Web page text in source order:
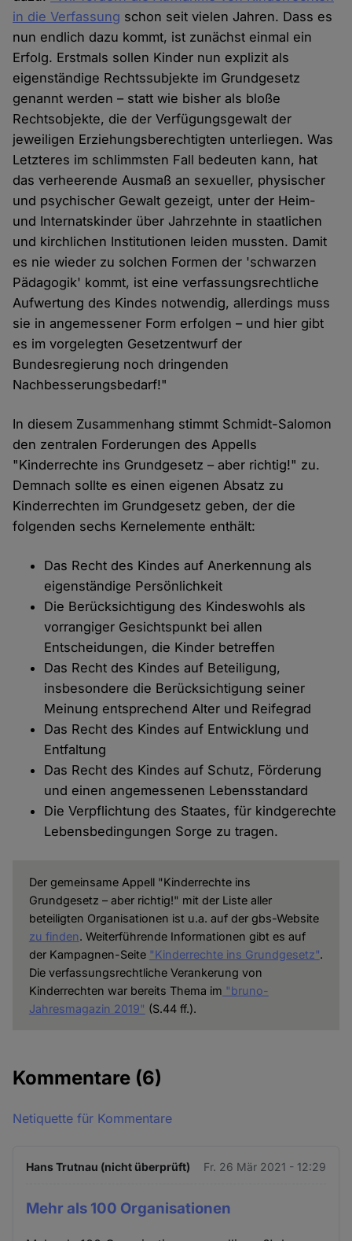
in die Verfassung schon seit vielen Jahren. Dass es
nun endlich dazu kommt, ist zunächst einmal ein
Erfolg. Erstmals sollen Kinder nun explizit als
eigenständige Rechtssubjekte im Grundgesetz
genannt werden – statt wie bisher als bloße
Rechtsobjekte, die der Verfügungsgewalt der
jeweiligen Erziehungsberechtigten unterliegen. Was
Letzteres im schlimmsten Fall bedeuten kann, hat
das verheerende Ausmaß an sexueller, physischer
und psychischer Gewalt gezeigt, unter der Heim-
und Internatskinder über Jahrzehnte in staatlichen
und kirchlichen Institutionen leiden mussten. Damit
es nie wieder zu solchen Formen der 'schwarzen
Pädagogik' kommt, ist eine verfassungsrechtliche
Aufwertung des Kindes notwendig, allerdings muss
sie in angemessener Form erfolgen – und hier gibt
es im vorgelegten Gesetzentwurf der
Bundesregierung noch dringenden
Nachbesserungsbedarf!"
In diesem Zusammenhang stimmt Schmidt-Salomon
den zentralen Forderungen des Appells
"Kinderrechte ins Grundgesetz – aber richtig!" zu.
Demnach sollte es einen eigenen Absatz zu
Kinderrechten im Grundgesetz geben, der die
folgenden sechs Kernelemente enthält:
Das Recht des Kindes auf Anerkennung als
eigenständige Persönlichkeit
Die Berücksichtigung des Kindeswohls als
vorrangiger Gesichtspunkt bei allen
Entscheidungen, die Kinder betreffen
Das Recht des Kindes auf Beteiligung,
insbesondere die Berücksichtigung seiner
Meinung entsprechend Alter und Reifegrad
Das Recht des Kindes auf Entwicklung und
Entfaltung
Das Recht des Kindes auf Schutz, Förderung
und einen angemessenen Lebensstandard
Die Verpflichtung des Staates, für kindgerechte
Lebensbedingungen Sorge zu tragen.
Der gemeinsame Appell "Kinderrechte ins
Grundgesetz – aber richtig!" mit der Liste aller
beteiligten Organisationen ist u.a. auf der gbs-Website
zu finden. Weiterführende Informationen gibt es auf
der Kampagnen-Seite "Kinderrechte ins Grundgesetz".
Die verfassungsrechtliche Verankerung von
Kinderrechten war bereits Thema im "bruno-
Jahresmagazin 2019" (S.44 ff.).
Kommentare (6)
Netiquette für Kommentare
Hans Trutnau (nicht überprüft) Fr. 26 Mär 2021 - 12:29
Mehr als 100 Organisationen